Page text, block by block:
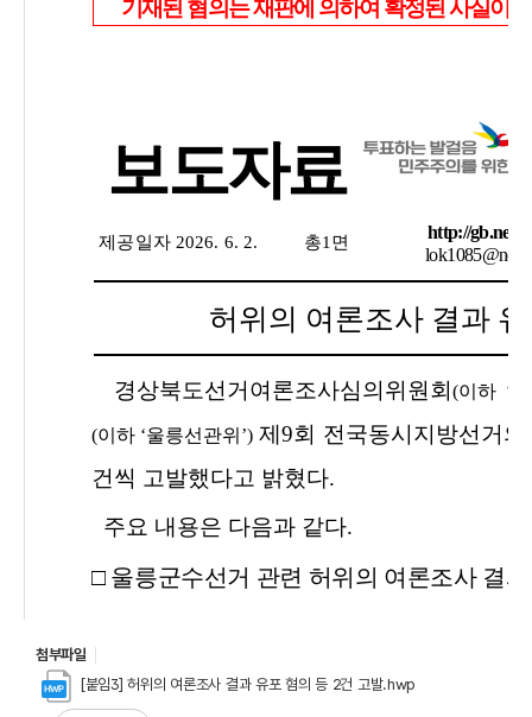
첨부파일
[붙임3] 허위의 여론조사 결과 유포 혐의 등 2건 고발.hwp